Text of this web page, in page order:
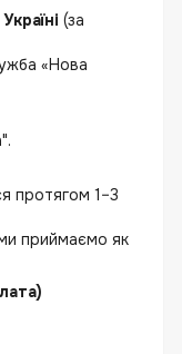
(за
«Нова
протягом 1–3
приймаємо як